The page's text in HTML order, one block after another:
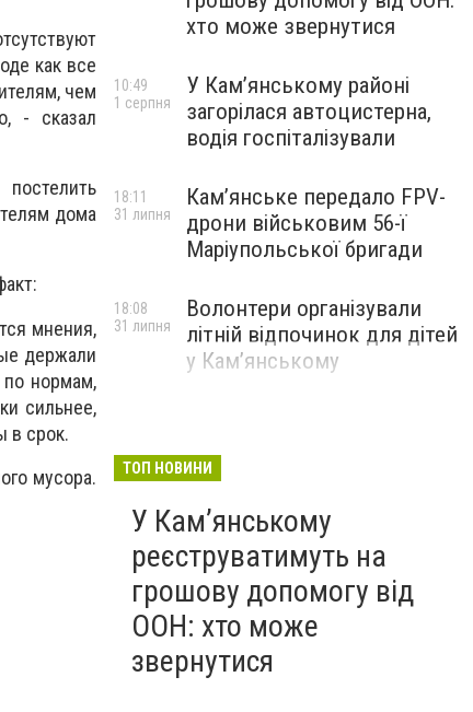
как все
чем
- сказал
дома
мнения,
держали
нормам,
сильнее,
в срок.
мусора.
хто може звернутися
У Кам’янському районі
загорілася автоцистерна,
водія госпіталізували
10:49
1 серпня
Кам’янське передало FPV-
дрони військовим 56-ї
Маріупольської бригади
18:11
31 липня
Волонтери організували
літній відпочинок для дітей
у Кам’янському
18:08
31 липня
ТОП НОВИНИ
У Кам’янському
реєструватимуть на
грошову допомогу від
ООН: хто може
звернутися